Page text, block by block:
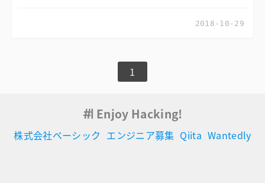
2018-10-29
1
Enjoy Hacking!
株式会社ベーシック エンジニア募集 Qiita Wantedly